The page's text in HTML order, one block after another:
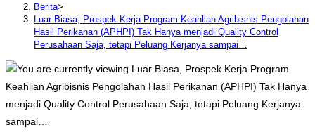
Berita>
Luar Biasa, Prospek Kerja Program Keahlian Agribisnis Pengolahan
Hasil Perikanan (APHPI) Tak Hanya menjadi Quality Control
Perusahaan Saja, tetapi Peluang Kerjanya sampai…